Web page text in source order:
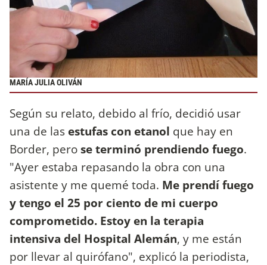
MARÍA JULIA OLIVÁN
Según su relato, debido al frío, decidió usar
una de las estufas con etanol que hay en
Border, perose terminó prendiendo fuego.
"Ayer estaba repasando la obra con una
asistente y me quemé toda. Me prendí fuego
y tengo el 25 por ciento de mi cuerpo
comprometido. Estoy en la terapia
intensiva del Hospital Alemán, y me están
por llevar al quirófano", explicó la periodista,